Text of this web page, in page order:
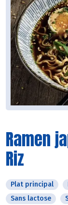
Ramen
Riz
Plat principal
Sans lactose